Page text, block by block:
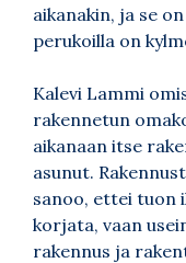
aikanakin, ja se
perukoilla on
Kalevi Lammi
rakennetun
aikanaan itse
asunut.
sanoo, ettei tuon
korjata, vaan
rakennus ja